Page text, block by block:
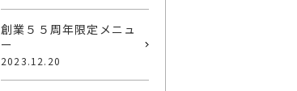
創業５５周年限定メニュ
ー
2023.12.20